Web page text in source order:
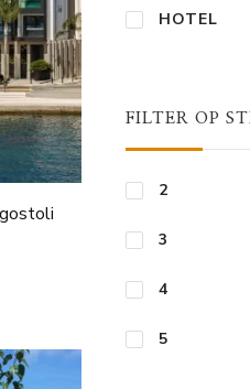
HOTEL
FILTER OP
2
3
4
5